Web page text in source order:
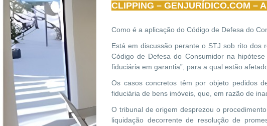
CLIPPING – GENJURÍDICO.COM –
Como é a aplicação do Código de Defesa do
Está em discussão perante o STJ sob rito dos
Código de Defesa do Consumidor na
fiduciária em garantia”, para a qual estão
Os casos concretos têm por objeto pedidos
fiduciária de bens imóveis, que, em razão de
O tribunal de origem desprezou o
liquidação decorrente de resolução de